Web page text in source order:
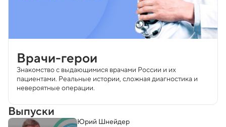
Врачи-герои
Знакомство с выдающимися врачами России и их
пациентами. Реальные истории, сложная диагностика и
невероятные операции.
Выпуски
Юрий Шнейдер